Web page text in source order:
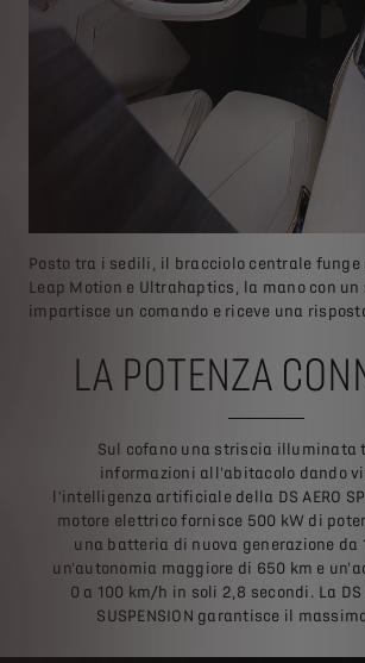
Posto tra i sedili, il bracciolo centrale funge
Leap Motion e Ultrahaptics, la mano con un
impartisce un comando e riceve una
LA POTENZA
Sul cofano una striscia illuminata
informazioni all'abitacolo dando
l'intelligenza artificiale della DS AERO
motore elettrico fornisce 500 kW di
una batteria di nuova generazione da
un'autonomia maggiore di 650 km e
0 a 100 km/h in soli 2,8 secondi. La DS
SUSPENSION garantisce il